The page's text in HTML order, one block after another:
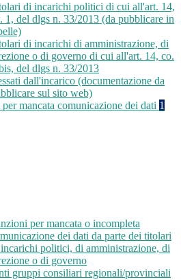
di incarichi politici di cui all'art. 14,
1, del dlgs n. 33/2013 (da pubblicare in
di incarichi di amministrazione, di
o di governo di cui all'art. 14, co.
del dlgs n. 33/2013
dall'incarico (documentazione da
sul sito web)
mancata comunicazione dei dati 1
per mancata o incompleta
dei dati da parte dei titolari
politici, di amministrazione, di
o di governo
gruppi consiliari regionali/provinciali